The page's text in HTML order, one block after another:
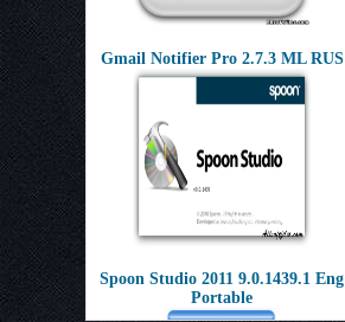
Gmail Notifier Pro 2.7.3 ML RUS
Spoon Studio 2011 9.0.1439.1 Eng
Portable